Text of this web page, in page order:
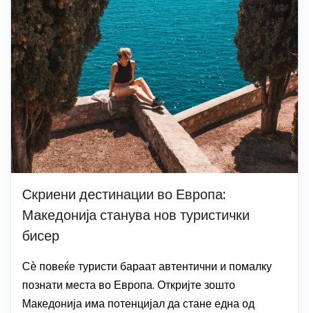
Скриени дестинации во Европа:
Македонија станува нов туристички
бисер
Сѐ повеќе туристи бараат автентични и помалку
познати места во Европа. Откријте зошто
Македонија има потенцијал да стане една од